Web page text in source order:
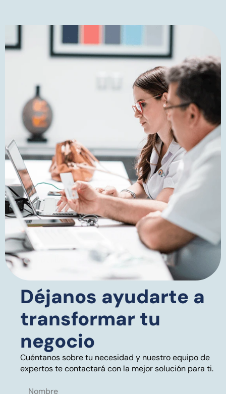
Déjanos ayudarte a
transformar tu
negocio
Cuéntanos sobre tu necesidad y nuestro equipo de
expertos te contactará con la mejor solución para ti.